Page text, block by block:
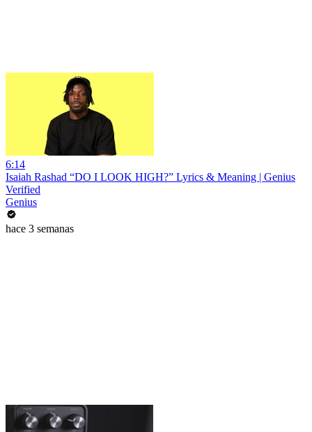
6:14
Isaiah Rashad “DO I LOOK HIGH?” Lyrics & Meaning | Genius
Verified
Genius
hace 3 semanas